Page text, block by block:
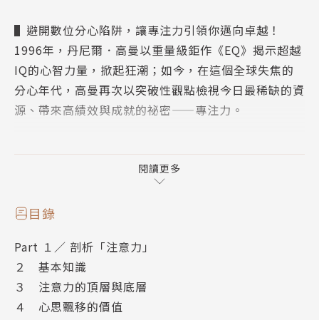
▌避開數位分心陷阱，讓專注力引領你邁向卓越！
1996年，丹尼爾．高曼以重量級鉅作《EQ》揭示超越
IQ的心智力量，掀起狂潮；如今，在這個全球失焦的
分心年代，高曼再次以突破性觀點檢視今日最稀缺的資
源、帶來高績效與成就的祕密——專注力。
論此種攸關你我一生榮枯的心靈資產。專注力的運作有
如肌肉——不用會退化，愈鍛鍊則愈茁壯。勤於鍛鍊專
注力，是在所有競爭中脫穎而出的不二法門。
高曼以其在心理學領域深耕數十年之基礎，去簡化繁，
精確指出專注力的三種形式：
．內在（inner）的專注：察覺自身的想法和感受，正
確釐清事物的優先順序。此一內部控制機制，是決定我
閱讀更多
目錄
Part １／ 剖析「注意力」
２ 基本知識
３ 注意力的頂層與底層
４ 心思飄移的價值